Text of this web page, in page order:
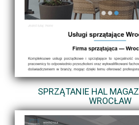
SPRZĄTANIE HAL
WROCŁAW